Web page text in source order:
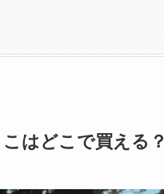
はどこで買える？